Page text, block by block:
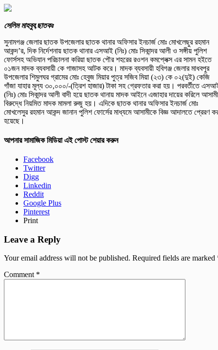
সেলিম মাহবুব,ছাতকঃ
সুনামগঞ্জ জেলার ছাতক উপজেলার ছাতক থানার অফিসার ইনচার্জ মোঃ মোখলেছুর রহমান
আকন্দ’র, দিক নির্দেশনায় ছাতক থানার এসআই (নিঃ) মোঃ সিকান্দর আলী ও সঙ্গীয় পুলিশ
ফোর্সসহ অভিযান পরিচালনা করিয়া ছাতক পৌর শহরের রওশন কমপ্লেক্স এর সামন হইতে
০১জন মাদক ব্যবসায়ী কে গাজাসহ আটক করে। মাদক ব্যবসায়ী হবিগঞ্জ জেলার মাধবপুর
উপজেলার শিমুলঘর গ্রামের মোঃ হেবুজ মিয়ার পুত্র সজিব মিয়া (২৩) কে ০২(দুই) কেজি
গাঁজা যাহার মূল্য ৩০,০০০/-(ত্রিশ হাজার) টাকা সহ গ্রেফতার করা হয়। পরবর্তীতে
(নিঃ) মোঃ সিকান্দর আলী বাদী হয়ে ছাতক থানায় মাদক আইনে এজাহার দায়ের করিলে
বিরুদ্ধে নিয়মিত মাদক মামলা রুজু হয়। এদিকে ছাতক থানার অফিসার ইনচার্জ মোঃ
মোখলেসুর রহমান আকন্দ জানান পুলিশ ফোর্সের মাধ্যমে আসামীকে বিজ্ঞ আদালতে প্রেরণ
হয়েছে।
আপনার সামাজিক মিডিয়া এই পোস্ট শেয়ার করুন
Facebook
Twitter
Digg
Linkedin
Reddit
Google Plus
Pinterest
Print
Leave a Reply
Your email address will not be published. Required fields are marked
Comment *